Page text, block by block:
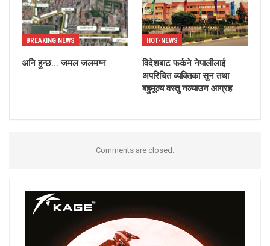
BREAKING NEWS
अनि हुन्छ… जमल जलमग्न
HOT-NEWS
विदेशबाट फर्कने नेपालीलाई
अपरिचित व्यक्तिका सुन तथा
बहुमूल्य वस्तु नल्याउन आग्रह
Comments are closed.